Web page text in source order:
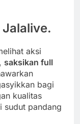
aksi
saksikan full
bagi
kualitas
sudut pandang